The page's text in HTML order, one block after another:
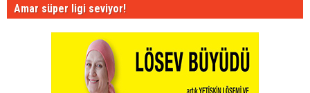
Amar süper ligi seviyor!